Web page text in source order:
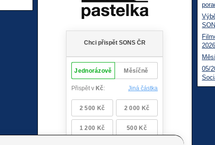
2026
05/